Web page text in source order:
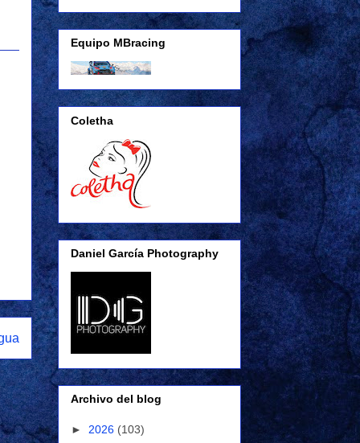
Equipo MBracing
Coletha
Daniel García Photography
Archivo del blog
► 2026 (103)